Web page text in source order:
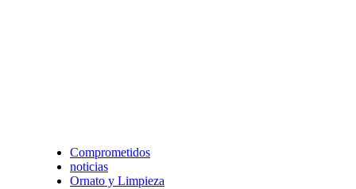
Comprometidos
noticias
Ornato y Limpieza